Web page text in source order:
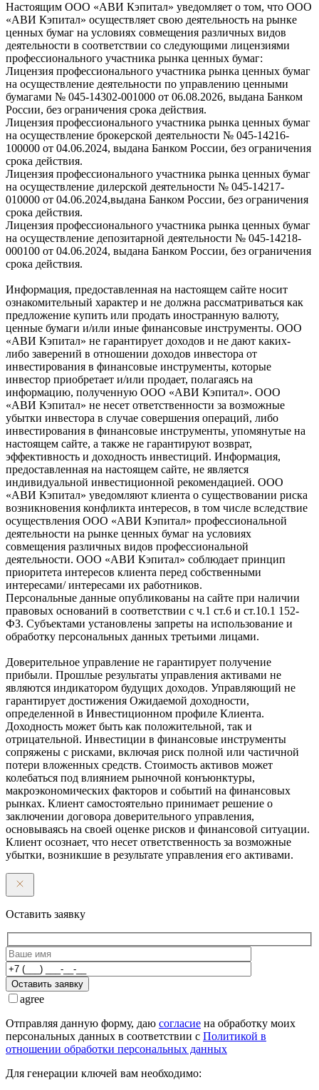
Настоящим ООО «АВИ Кэпитал» уведомляет о том, что ООО
«АВИ Кэпитал» осуществляет свою деятельность на рынке
ценных бумаг на условиях совмещения различных видов
деятельности в соответствии со следующими лицензиями
профессионального участника рынка ценных бумаг:
Лицензия профессионального участника рынка ценных бумаг
на осуществление деятельности по управлению ценными
бумагами № 045-14302-001000 от 06.08.2026, выдана Банком
России, без ограничения срока действия.
Лицензия профессионального участника рынка ценных бумаг
на осуществление брокерской деятельности № 045-14216-
100000 от 04.06.2024, выдана Банком России, без ограничения
срока действия.
Лицензия профессионального участника рынка ценных бумаг
на осуществление дилерской деятельности № 045-14217-
010000 от 04.06.2024,выдана Банком России, без ограничения
срока действия.
Лицензия профессионального участника рынка ценных бумаг
на осуществление депозитарной деятельности № 045-14218-
000100 от 04.06.2024, выдана Банком России, без ограничения
срока действия.
Информация, предоставленная на настоящем сайте носит
ознакомительный характер и не должна рассматриваться как
предложение купить или продать иностранную валюту,
ценные бумаги и/или иные финансовые инструменты. ООО
«АВИ Кэпитал» не гарантирует доходов и не дают каких-
либо заверений в отношении доходов инвестора от
инвестирования в финансовые инструменты, которые
инвестор приобретает и/или продает, полагаясь на
информацию, полученную ООО «АВИ Кэпитал». ООО
«АВИ Кэпитал» не несет ответственности за возможные
убытки инвестора в случае совершения операций, либо
инвестирования в финансовые инструменты, упомянутые на
настоящем сайте, а также не гарантируют возврат,
эффективность и доходность инвестиций. Информация,
предоставленная на настоящем сайте, не является
индивидуальной инвестиционной рекомендацией. ООО
«АВИ Кэпитал» уведомляют клиента о существовании риска
возникновения конфликта интересов, в том числе вследствие
осуществления ООО «АВИ Кэпитал» профессиональной
деятельности на рынке ценных бумаг на условиях
совмещения различных видов профессиональной
деятельности. ООО «АВИ Кэпитал» соблюдает принцип
приоритета интересов клиента перед собственными
интересами/ интересами их работников.
Персональные данные опубликованы на сайте при наличии
правовых оснований в соответствии с ч.1 ст.6 и ст.10.1 152-
ФЗ. Субъектами установлены запреты на использование и
обработку персональных данных третьими лицами.
Доверительное управление не гарантирует получение
прибыли. Прошлые результаты управления активами не
являются индикатором будущих доходов. Управляющий не
гарантирует достижения Ожидаемой доходности,
определенной в Инвестиционном профиле Клиента.
Доходность может быть как положительной, так и
отрицательной. Инвестиции в финансовые инструменты
сопряжены с рисками, включая риск полной или частичной
потери вложенных средств. Стоимость активов может
колебаться под влиянием рыночной конъюнктуры,
макроэкономических факторов и событий на финансовых
рынках. Клиент самостоятельно принимает решение о
заключении договора доверительного управления,
основываясь на своей оценке рисков и финансовой ситуации.
Клиент осознает, что несет ответственность за возможные
убытки, возникшие в результате управления его активами.
Оставить заявку
Оставить заявку
agree
Отправляя данную форму, даю согласие на обработку моих
персональных данных в соответствии с Политикой в
отношении обработки персональных данных
Для генерации ключей вам необходимо: